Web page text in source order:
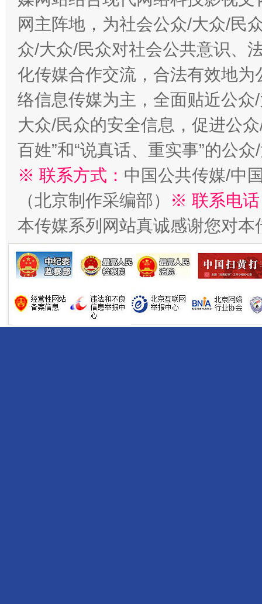
千年窑火 生生不息 一
揭开“小金库”的免责幌子
网主阵地，为社会公众/大众/民
众/大众/民众对社会公共意识、
化传媒合作交流，合法有效地
络信息传媒为主，全面贴近公
大众/民众的安全信息，促进公
百姓”和“说真话、重实事”的公
※ 联系方式： 中国公共传媒/中
（北京制作采编部）
※ 联系电
本传媒系列网站真诚感谢您对